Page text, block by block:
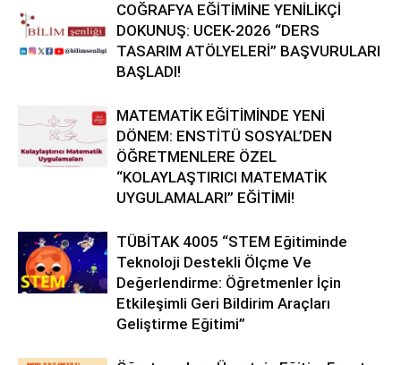
COĞRAFYA EĞİTİMİNE YENİLİKÇİ
DOKUNUŞ: UCEK-2026 “DERS
TASARIM ATÖLYELERİ” BAŞVURULARI
BAŞLADI!
MATEMATİK EĞİTİMİNDE YENİ
DÖNEM: ENSTİTÜ SOSYAL’DEN
ÖĞRETMENLERE ÖZEL
“KOLAYLAŞTIRICI MATEMATİK
UYGULAMALARI” EĞİTİMİ!
TÜBİTAK 4005 “STEM Eğitiminde
Teknoloji Destekli Ölçme Ve
Değerlendirme: Öğretmenler İçin
Etkileşimli Geri Bildirim Araçları
Geliştirme Eğitimi”